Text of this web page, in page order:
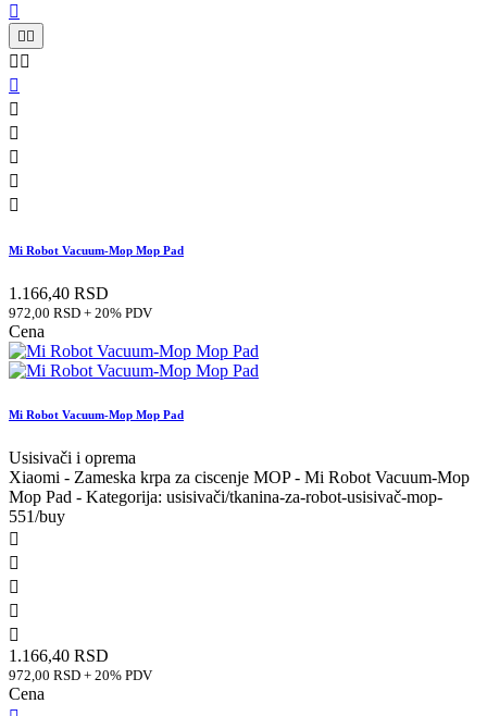

 
 






Mi Robot Vacuum-Mop Mop Pad
1.166,40 RSD
972,00 RSD + 20% PDV
Cena
Mi Robot Vacuum-Mop Mop Pad
Usisivači i oprema
Xiaomi - Zameska krpa za ciscenje MOP - Mi Robot Vacuum-Mop
Mop Pad - Kategorija: usisivači/tkanina-za-robot-usisivač-mop-
551/buy





1.166,40 RSD
972,00 RSD + 20% PDV
Cena